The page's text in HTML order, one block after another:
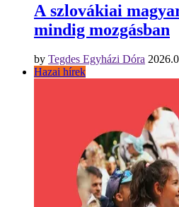
A szlovákiai
mindig mozgásban
by Tegdes Egyházi Dóra
Hazai hírek